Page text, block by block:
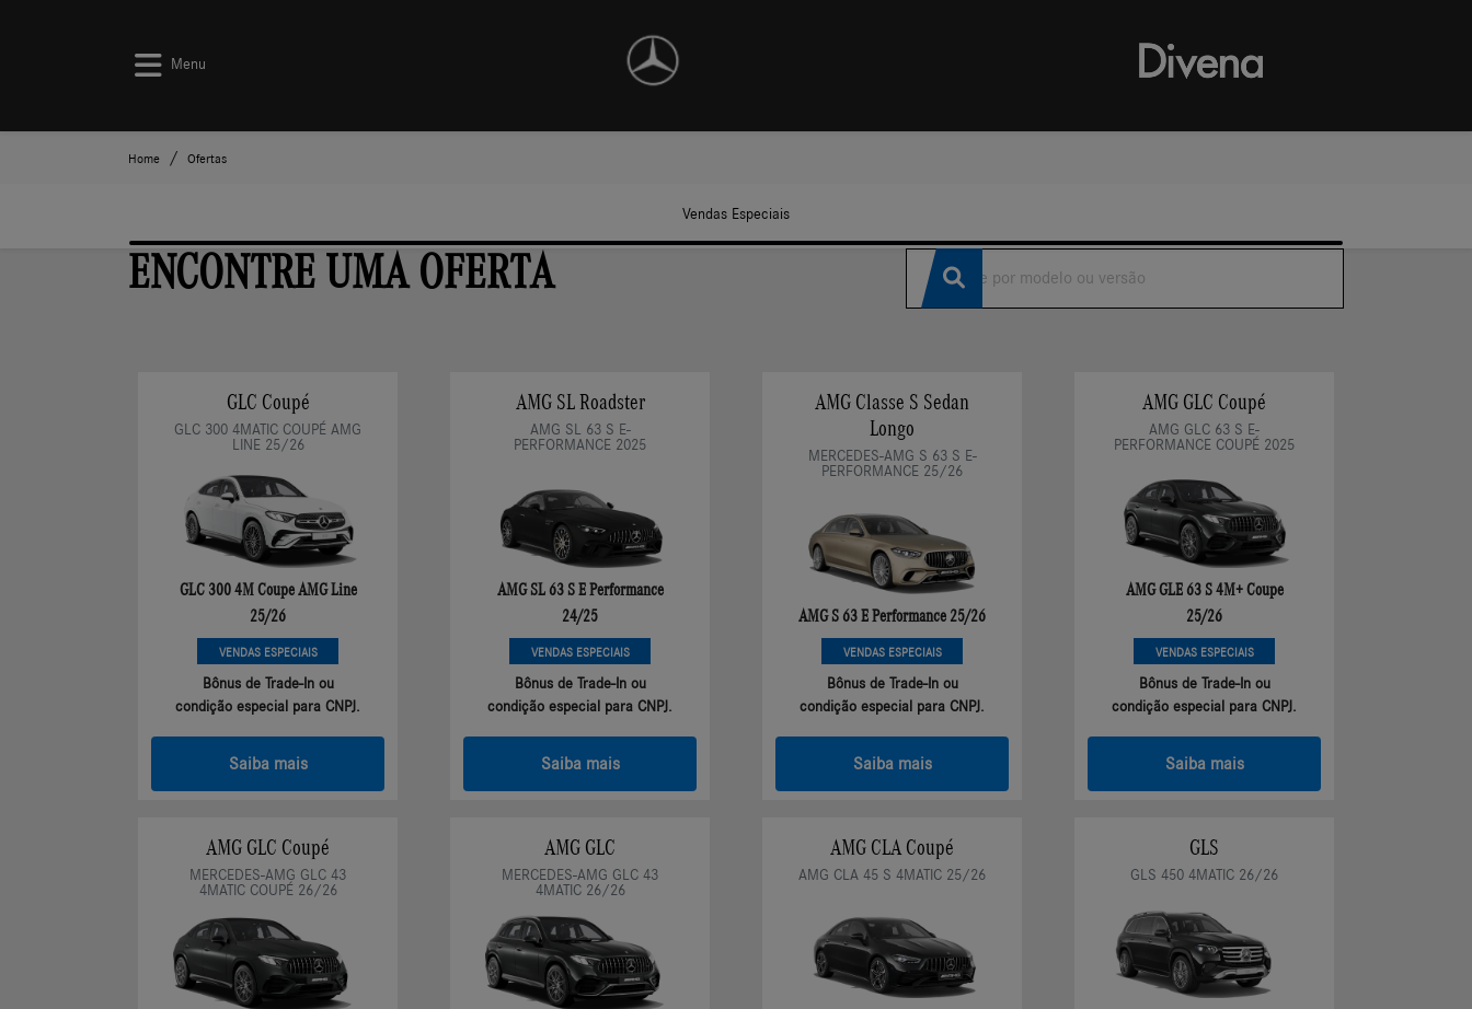
Menu
Home Ofertas
Vendas Especiais
ENCONTRE UMA OFERTA
GLC Coupé
GLC 300 4MATIC COUPÉ AMG
LINE 25/26
GLC 300 4M Coupe AMG Line
25/26
VENDAS ESPECIAIS
Bônus de Trade-In ou
condição especial para CNPJ.
Saiba mais
AMG SL Roadster
AMG SL 63 S E-
PERFORMANCE 2025
AMG SL 63 S E Performance
24/25
VENDAS ESPECIAIS
Bônus de Trade-In ou
condição especial para CNPJ.
Saiba mais
AMG Classe S Sedan
Longo
MERCEDES-AMG S 63 S E-
PERFORMANCE 25/26
AMG S 63 E Performance 25/26
VENDAS ESPECIAIS
Bônus de Trade-In ou
condição especial para CNPJ.
Saiba mais
AMG GLC Coupé
AMG GLC 63 S E-
PERFORMANCE COUPÉ 2025
AMG GLE 63 S 4M+ Coupe
25/26
VENDAS ESPECIAIS
Bônus de Trade-In ou
condição especial para CNPJ.
Saiba mais
AMG GLC Coupé
MERCEDES-AMG GLC 43
4MATIC COUPÉ 26/26
AMG GLC
MERCEDES-AMG GLC 43
4MATIC 26/26
AMG CLA Coupé
AMG CLA 45 S 4MATIC 25/26
GLS
GLS 450 4MATIC 26/26